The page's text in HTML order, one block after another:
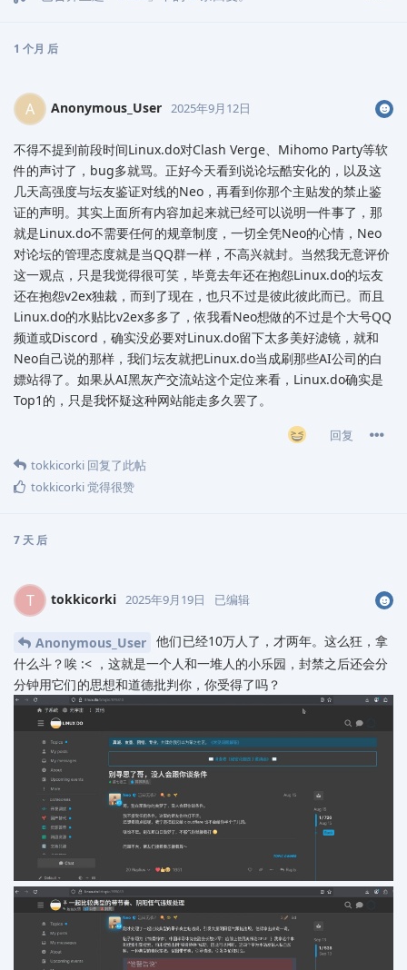
1 个月 后
A Anonymous_User 2025年9月12日
不得不提到前段时间Linux.do对Clash Verge、Mihomo Party等软
件的声讨了，bug多就骂。正好今天看到说论坛酷安化的，以及这
几天高强度与坛友鉴证对线的Neo，再看到你那个主贴发的禁止鉴
证的声明。其实上面所有内容加起来就已经可以说明一件事了，那
就是Linux.do不需要任何的规章制度，一切全凭Neo的心情，Neo
对论坛的管理态度就是当QQ群一样，不高兴就封。当然我无意评价
这一观点，只是我觉得很可笑，毕竟去年还在抱怨Linux.do的坛友
还在抱怨v2ex独裁，而到了现在，也只不过是彼此彼此而已。而且
Linux.do的水贴比v2ex多多了，依我看Neo想做的不过是个大号QQ
频道或Discord，确实没必要对Linux.do留下太多美好滤镜，就和
Neo自己说的那样，我们坛友就把Linux.do当成刷那些AI公司的白
嫖站得了。如果从AI黑灰产交流站这个定位来看，Linux.do确实是
Top1的，只是我怀疑这种网站能走多久罢了。
回复
tokkicorki 回复了此帖
tokkicorki觉得很赞
7 天 后
T tokkicorki 2025年9月19日 已编辑
Anonymous_User 他们已经10万人了，才两年。这么狂，拿
什么斗？唉‍‍ :< ，这就是一个人和一堆人的小乐园，封禁之后还会分
分钟用它们的思想和道德批判你，你受得了吗？